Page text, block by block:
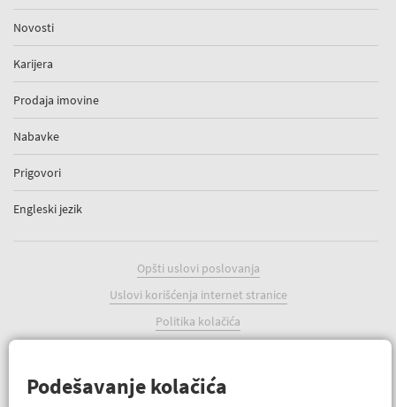
Novosti
Karijera
Prodaja imovine
Nabavke
Prigovori
Engleski jezik
Opšti uslovi poslovanja
Uslovi korišćenja internet stranice
Politika kolačića
Podešavanje kolačića